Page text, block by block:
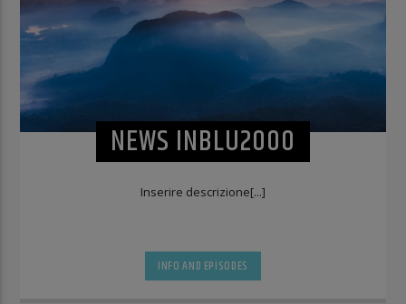
NEWS INBLU2000
Inserire descrizione[...]
INFO AND EPISODES